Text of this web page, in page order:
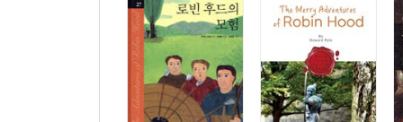
제2장 로빈, 거지로 변장하다
제1장 핀스베리 들판의 로빈과 세 남자, 엘레오노
제2장 로빈 후드, 쫓기다